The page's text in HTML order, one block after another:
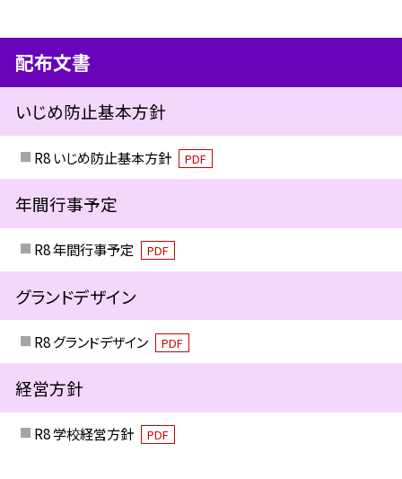
配布文書
いじめ防止基本方針
R8 いじめ防止基本方針 PDF
年間行事予定
R8 年間行事予定 PDF
グランドデザイン
R8 グランドデザイン PDF
経営方針
R8 学校経営方針 PDF